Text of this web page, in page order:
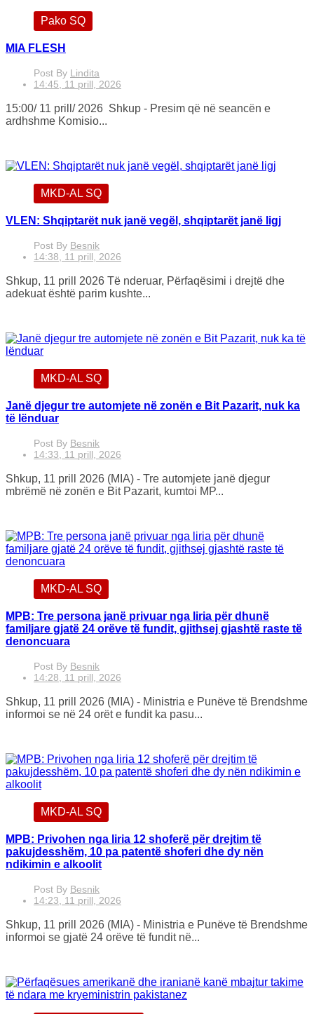
Pako SQ
MIA FLESH
Post By Lindita
14:45, 11 prill, 2026
15:00/ 11 prill/ 2026 Shkup - Presim që në seancën e
ardhshme Komisio...
MKD-AL SQ
VLEN: Shqiptarët nuk janë vegël, shqiptarët janë ligj
Post By Besnik
14:38, 11 prill, 2026
Shkup, 11 prill 2026 Të nderuar, Përfaqësimi i drejtë dhe
adekuat është parim kushte...
MKD-AL SQ
Janë djegur tre automjete në zonën e Bit Pazarit, nuk ka
të lënduar
Post By Besnik
14:33, 11 prill, 2026
Shkup, 11 prill 2026 (MIA) - Tre automjete janë djegur
mbrëmë në zonën e Bit Pazarit, kumtoi MP...
MKD-AL SQ
MPB: Tre persona janë privuar nga liria për dhunë
familjare gjatë 24 orëve të fundit, gjithsej gjashtë raste të
denoncuara
Post By Besnik
14:28, 11 prill, 2026
Shkup, 11 prill 2026 (MIA) - Ministria e Punëve të Brendshme
informoi se në 24 orët e fundit ka pasu...
MKD-AL SQ
MPB: Privohen nga liria 12 shoferë për drejtim të
pakujdesshëm, 10 pa patentë shoferi dhe dy nën
ndikimin e alkoolit
Post By Besnik
14:23, 11 prill, 2026
Shkup, 11 prill 2026 (MIA) - Ministria e Punëve të Brendshme
informoi se gjatë 24 orëve të fundit në...